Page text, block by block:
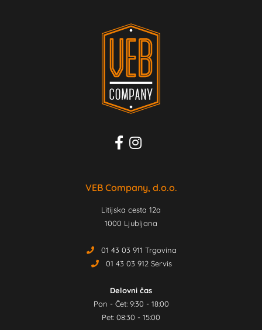
VEB Company, d.o.o.
Litijska cesta 12a
1000 Ljubljana
01 43 03 911 Trgovina
01 43 03 912 Servis
Delovni čas
Pon - Čet: 9:30 - 18:00
Pet: 08:30 - 15:00